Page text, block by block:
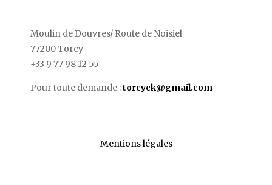
Moulin de Douvres/ Route de Noisiel
77200 Torcy
+33 9 77 98 12 55
Pour toute demande :torcyck@gmail.com
Mentions légales